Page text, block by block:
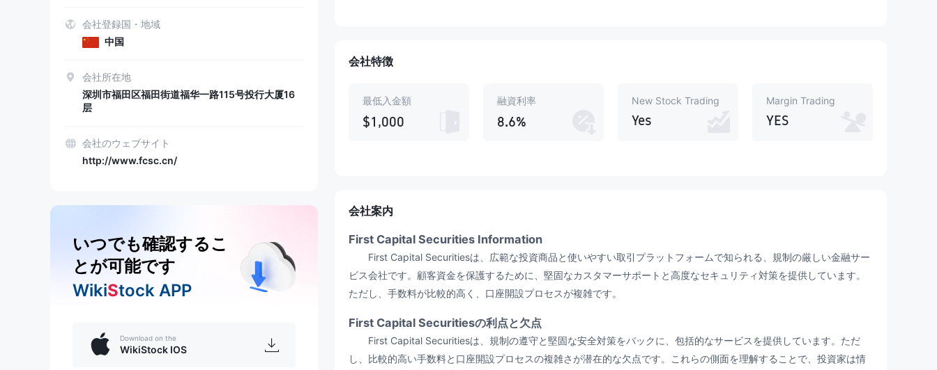
会社登録国・地域
中国
会社所在地
深圳市福田区福田街道福华一路115号投行大厦16
层
会社のウェブサイト
http://www.fcsc.cn/
いつでも確認するこ
とが可能です
WikiStock APP
Download on the
WikiStock IOS
会社特徴
最低入金額
$1,000
融資利率
8.6%
New Stock Trading
Yes
Margin Trading
YES
会社案内
First Capital Securities Information
First Capital Securitiesは、広範な投資商品と使いやすい取引プラットフォームで知られる、規制の厳しい金融サー
ビス会社です。顧客資金を保護するために、堅固なカスタマーサポートと高度なセキュリティ対策を提供しています。
ただし、手数料が比較的高く、口座開設プロセスが複雑です。
First Capital Securitiesの利点と欠点
First Capital Securitiesは、規制の遵守と堅固な安全対策をバックに、包括的なサービスを提供しています。ただ
し、比較的高い手数料と口座開設プロセスの複雑さが潜在的な欠点です。これらの側面を理解することで、投資家は情